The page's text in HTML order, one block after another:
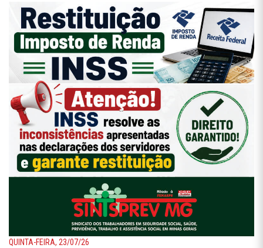
QUINTA-FEIRA, 23/07/26